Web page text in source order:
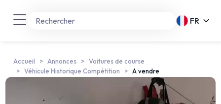
FR
Accueil Annonces
Voitures de course
Véhicule Historique Compétition
A vendre